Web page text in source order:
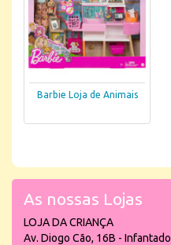
Barbie Loja de Animais
As nossas Lojas
LOJA DA CRIANÇA
Av. Diogo Cão, 16B - Infantado